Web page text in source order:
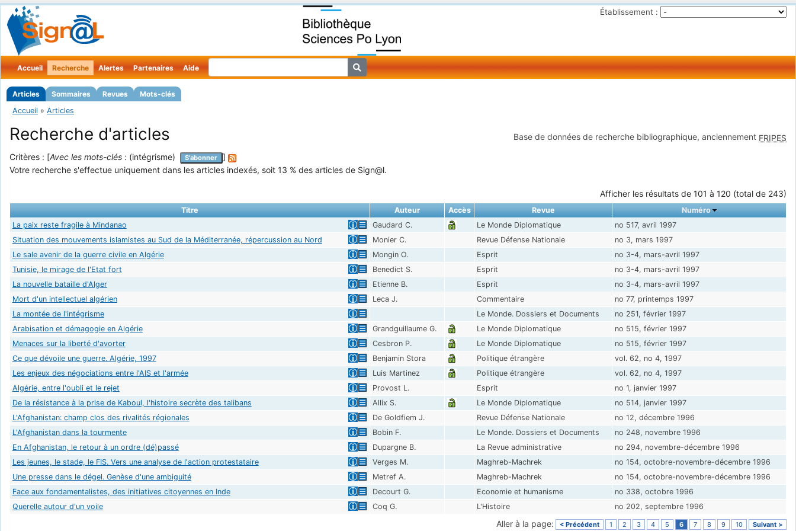
Établissement :
Accueil Recherche
Articles Sommaires Revues Mots-clés
Alertes Partenaires Aide
Accueil » Articles
Base de données de recherche bibliographique, anciennement FRIPES
Recherche d'articles
Critères : [Avec les mots-clés : (intégrisme) S'abonner
]
Votre recherche s'effectue uniquement dans les articles indexés, soit 13 % des articles de Sign@l.
Afficher les résultats de 101 à 120 (total de 243)
Titre Auteur Accès Revue
Numéro
La paix reste fragile à Mindanao
Gaudard C. Le Monde Diplomatique
no 517, avril 1997
Situation des mouvements islamistes au Sud de la Méditerranée, répercussion au Nord
Monier C. Revue Défense Nationale
no 3, mars 1997
Le sale avenir de la guerre civile en Algérie
Mongin O. Esprit
no 3-4, mars-avril 1997
Tunisie, le mirage de l'Etat fort
Benedict S. Esprit
no 3-4, mars-avril 1997
La nouvelle bataille d'Alger
Etienne B. Esprit
no 3-4, mars-avril 1997
Mort d'un intellectuel algérien
Leca J. Commentaire
no 77, printemps 1997
La montée de l'intégrisme
Le Monde. Dossiers et Documents
no 251, février 1997
Arabisation et démagogie en Algérie
Grandguillaume G. Le Monde Diplomatique
no 515, février 1997
Menaces sur la liberté d'avorter
Cesbron P. Le Monde Diplomatique
no 515, février 1997
Ce que dévoile une guerre. Algérie, 1997
Benjamin Stora Politique étrangère
vol. 62, no 4, 1997
Les enjeux des négociations entre l'AIS et l'armée
Luis Martinez Politique étrangère
vol. 62, no 4, 1997
Algérie, entre l'oubli et le rejet
Provost L. Esprit
no 1, janvier 1997
De la résistance à la prise de Kaboul, l'histoire secrète des talibans
Allix S. Le Monde Diplomatique
no 514, janvier 1997
L'Afghanistan: champ clos des rivalités régionales
De Goldfiem J. Revue Défense Nationale
no 12, décembre 1996
L'Afghanistan dans la tourmente
Bobin F. Le Monde. Dossiers et Documents
no 248, novembre 1996
En Afghanistan, le retour à un ordre (dé)passé
Dupargne B. La Revue administrative
no 294, novembre-décembre 1996
Les jeunes, le stade, le FIS. Vers une analyse de l'action protestataire
Verges M. Maghreb-Machrek
no 154, octobre-novembre-décembre 1996
Une presse dans le dégel. Genèse d'une ambiguité
Metref A. Maghreb-Machrek
no 154, octobre-novembre-décembre 1996
Face aux fondamentalistes, des initiatives citoyennes en Inde
Decourt G. Economie et humanisme
no 338, octobre 1996
Querelle autour d'un voile
Coq G. L'Histoire no 202, septembre 1996
Aller à la page: < Précédent 1 2 3 4 5 6 7 8 9 10 Suivant >